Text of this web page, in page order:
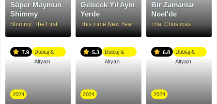
Süper Maymun
Shimmy
Shimmy: The First Monkey King
Gelecek Yıl Aynı
Yerde
This Time Next Year
Bir Zamanlar
Noel'de
That Christmas
7.9
Dublaj &
Altyazı
2024
5.3
Dublaj &
Altyazı
2024
6.8
Dublaj &
Altyazı
2024